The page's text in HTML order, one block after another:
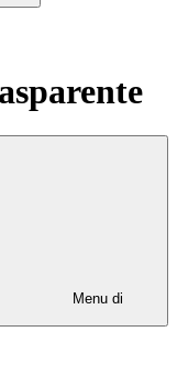
Menu di